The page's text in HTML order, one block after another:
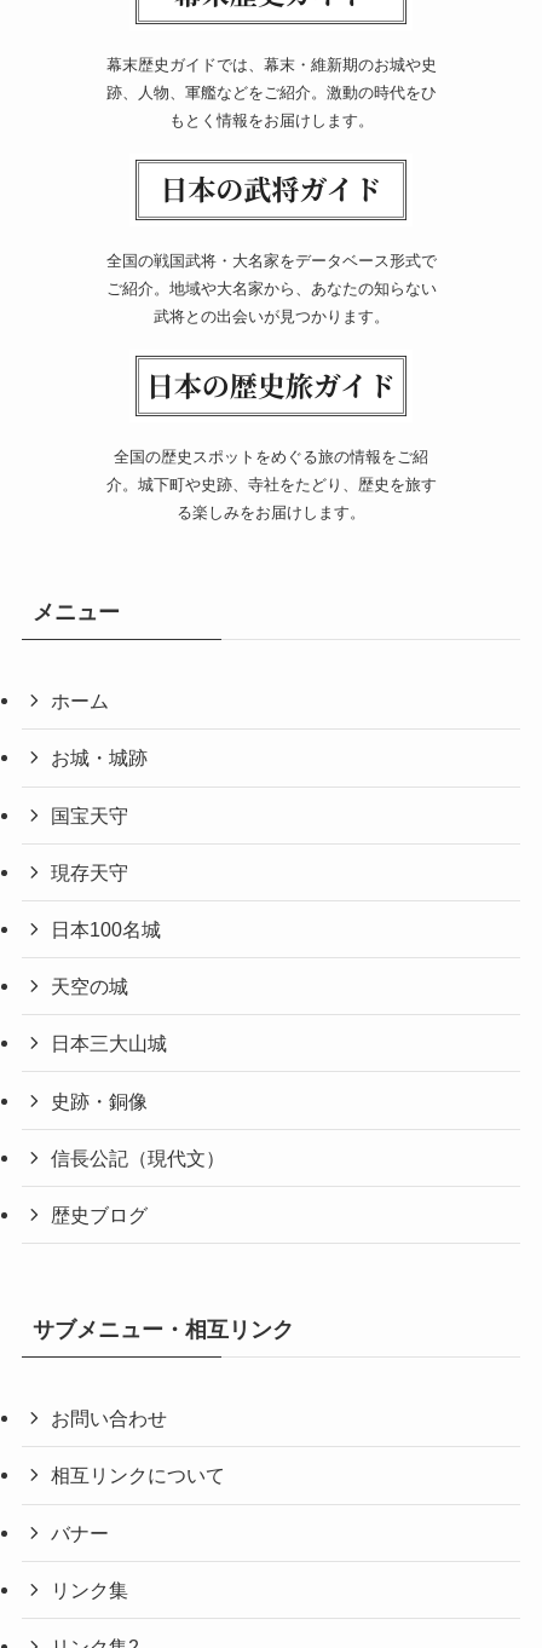
幕末歴史ガイドでは、幕末・維新期のお城や史
跡、人物、軍艦などをご紹介。激動の時代をひ
もとく情報をお届けします。
全国の戦国武将・大名家をデータベース形式で
ご紹介。地域や大名家から、あなたの知らない
武将との出会いが見つかります。
全国の歴史スポットをめぐる旅の情報をご紹
介。城下町や史跡、寺社をたどり、歴史を旅す
る楽しみをお届けします。
メニュー
ホーム
お城・城跡
国宝天守
現存天守
日本100名城
天空の城
日本三大山城
史跡・銅像
信長公記（現代文）
歴史ブログ
サブメニュー・相互リンク
お問い合わせ
相互リンクについて
バナー
リンク集